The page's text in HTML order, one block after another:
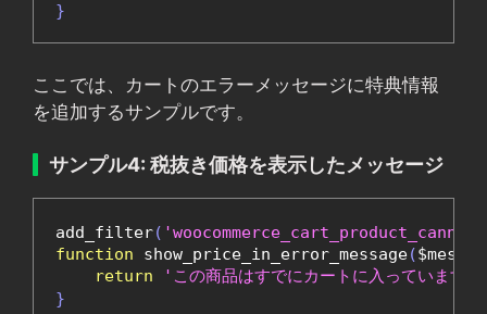
}
ここでは、カートのエラーメッセージに特典情報
を追加するサンプルです。
サンプル4: 税抜き価格を表示したメッセージ
add_filter(
function show_price_in_error_message(
return
'この商品はすでにカートに入っています
}